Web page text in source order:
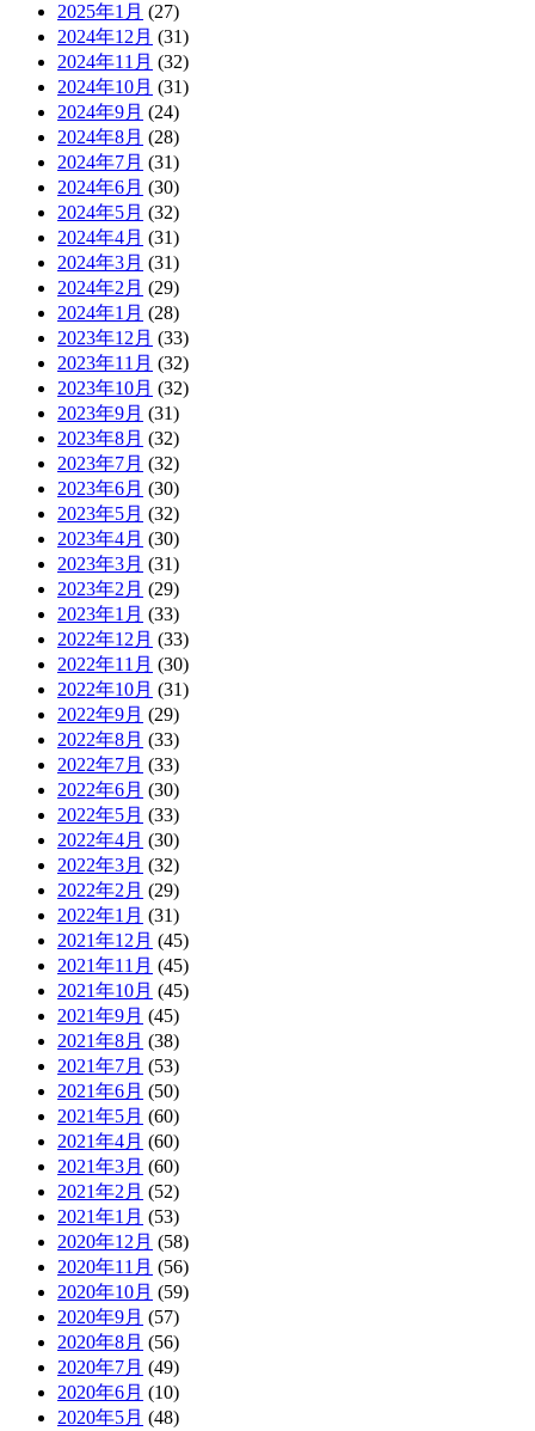
2025年1月 (27)
2024年12月 (31)
2024年11月 (32)
2024年10月 (31)
2024年9月 (24)
2024年8月 (28)
2024年7月 (31)
2024年6月 (30)
2024年5月 (32)
2024年4月 (31)
2024年3月 (31)
2024年2月 (29)
2024年1月 (28)
2023年12月 (33)
2023年11月 (32)
2023年10月 (32)
2023年9月 (31)
2023年8月 (32)
2023年7月 (32)
2023年6月 (30)
2023年5月 (32)
2023年4月 (30)
2023年3月 (31)
2023年2月 (29)
2023年1月 (33)
2022年12月 (33)
2022年11月 (30)
2022年10月 (31)
2022年9月 (29)
2022年8月 (33)
2022年7月 (33)
2022年6月 (30)
2022年5月 (33)
2022年4月 (30)
2022年3月 (32)
2022年2月 (29)
2022年1月 (31)
2021年12月 (45)
2021年11月 (45)
2021年10月 (45)
2021年9月 (45)
2021年8月 (38)
2021年7月 (53)
2021年6月 (50)
2021年5月 (60)
2021年4月 (60)
2021年3月 (60)
2021年2月 (52)
2021年1月 (53)
2020年12月 (58)
2020年11月 (56)
2020年10月 (59)
2020年9月 (57)
2020年8月 (56)
2020年7月 (49)
2020年6月 (10)
2020年5月 (48)